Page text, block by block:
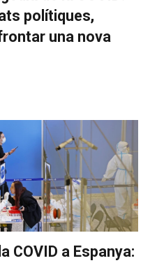
polítiques,
una nova
COVID a Espanya: